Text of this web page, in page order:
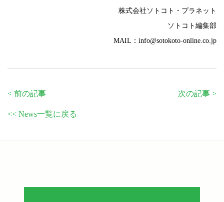
株式会社ソトコト・プラネット
ソトコト編集部
MAIL：info@sotokoto-online.co.jp
< 前の記事 次の記事 >
<< News一覧に戻る